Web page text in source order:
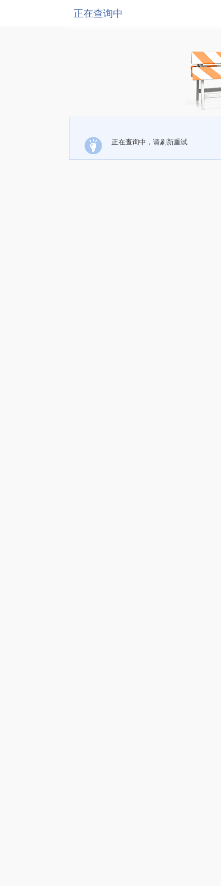
正在查询中
正在查询中，请刷新重试